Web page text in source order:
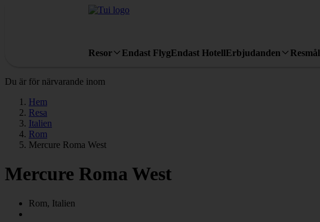
Resor Endast FlygEndast HotellErbjudanden Resmål
Du är för närvarande inom
Hem
Resa
Italien
Rom
Mercure Roma West
Mercure Roma West
Rom, Italien